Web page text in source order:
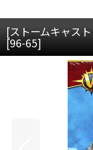
[ストームキャス
[96-65]